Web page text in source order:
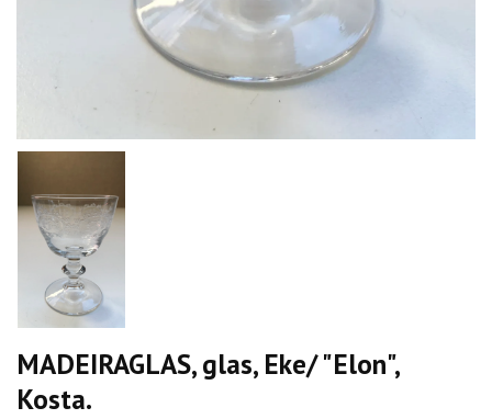
MADEIRAGLAS, glas, Eke/ "Elon",
Kosta.